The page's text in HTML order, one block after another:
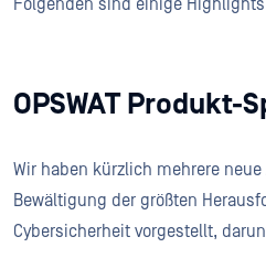
Folgenden sind einige
OPSWAT Produkt-
Wir haben kürzlich mehrere
Bewältigung der größten
Cybersicherheit vorgestellt,